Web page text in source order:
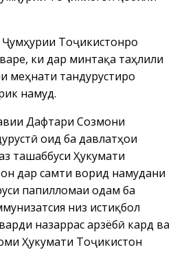
Тоҷикистонро
ки дар минтақа таҳлили
меҳнати тандурустиро
намуд.
Дафтари Созмони
оид ба давлатҳои
ташаббуси Ҳукумати
дар самти ворид намудани
папилломаи одам ба
низ истиқбол
назаррас арзёбӣ кард ва
Ҳукумати Тоҷикистон